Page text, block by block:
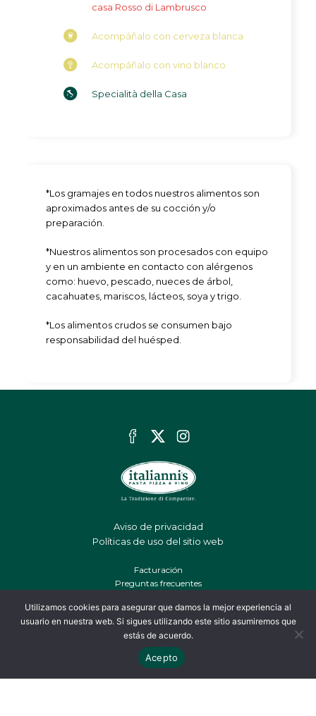
casa Rosso di Lambrusco
Acompáñalo con cerveza blanca
Acompáñalo con vino blanco
Specialità della Casa
*Los gramajes en todos nuestros alimentos son
aproximados antes de su cocción y/o
preparación.
*Nuestros alimentos son procesados con equipo
y en un ambiente en contacto con alérgenos
como: huevo, pescado, nueces de árbol,
cacahuates, mariscos, lácteos, soya y trigo.
*Los alimentos crudos se consumen bajo
responsabilidad del huésped.
Aviso de privacidad
Políticas de uso del sitio web
Facturación
Preguntas frecuentes
Colabora con nosotros
Contacto
Sustentabilidad
Italianni’s Copyrigth 2024 I Todos los Derechos Reservados
Utilizamos cookies para asegurar que damos la mejor experiencia al
usuario en nuestra web. Si sigues utilizando este sitio asumiremos que
estás de acuerdo.
Acepto